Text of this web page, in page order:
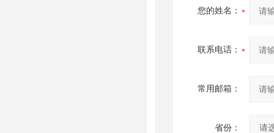
您的姓名：
联系电话：
常用邮箱：
省份：